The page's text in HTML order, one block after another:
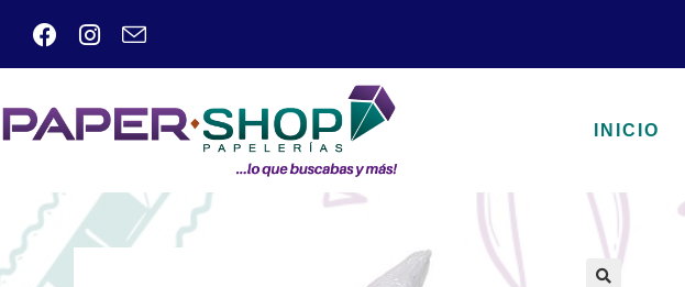
INICIO